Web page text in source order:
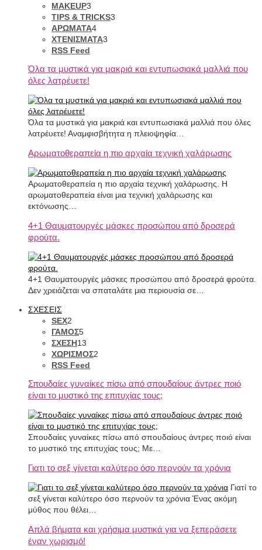
MAKEUP3
TIPS & TRICKS3
ΑΡΩΜΑΤΑ4
ΧΤΕΝΙΣΜΑΤΑ3
RSS Feed
Όλα τα μυστικά για μακριά και εντυπωσιακά μαλλιά που
όλες λατρέυετε!
Όλα τα μυστικά για μακριά και εντυπωσιακά μαλλιά που όλες
λατρέυετε! Αναμφισβήτητα η πλειοψηφία…
Αρωματοθεραπεία η πιο αρχαία τεχνική χαλάρωσης
Αρωματοθεραπεία η πιο αρχαία τεχνική χαλάρωσης. Η
αρωματοθεραπεία είναι μια τεχνική χαλάρωσης και
εκτόνωσης…
4+1 Θαυματουργές μάσκες προσώπου από δροσερά
φρούτα.
4+1 Θαυματουργές μάσκες προσώπου από δροσερά φρούτα.
Δεν χρειάζεται να σπαταλάτε μια περιουσία σε…
ΣΧΕΣΕΙΣ
SEX2
ΓΑΜΟΣ5
ΣΧΕΣΗ13
ΧΩΡΙΣΜΟΣ2
RSS Feed
Σπουδαίες γυναίκες πίσω από σπουδαίους άντρες πoιό
είναι το μυστικό της επιτυχίας τους;
Σπουδαίες γυναίκες πίσω από σπουδαίους άντρες ποιό είναι
το μυστικό της επιτυχίας τους; Με…
Γιατι το σεξ γίνεται καλύτερο όσο περνούν τα χρόνια
Γιατί το
σεξ γίνεται καλύτερο όσο περνούν τα χρόνια Ένας ακόμη
μύθος που θέλει…
Απλά βήματα και χρήσιμα μυστικά για να ξεπεράσετε
έναν χωρισμό!